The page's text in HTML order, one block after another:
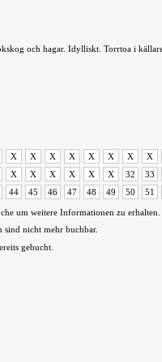
och hagar. Idylliskt. Torrtoa i
X X X X X X X X
X X X X X X 32 33
44 45 46 47 48 49 50 51
um weitere Informationen zu erhalten.
nicht mehr buchbar.
gebucht.